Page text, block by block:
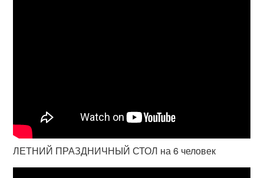
ЛЕТНИЙ ПРАЗДНИЧНЫЙ СТОЛ на 6 человек